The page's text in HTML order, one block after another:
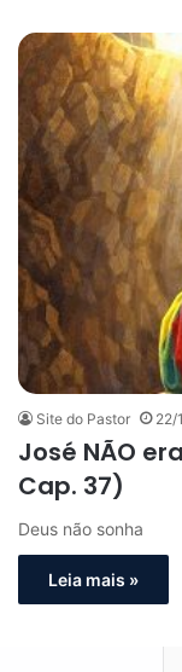
Site do Pastor 22/
José NÃO
Cap. 37)
Deus não sonha
Leia mais »